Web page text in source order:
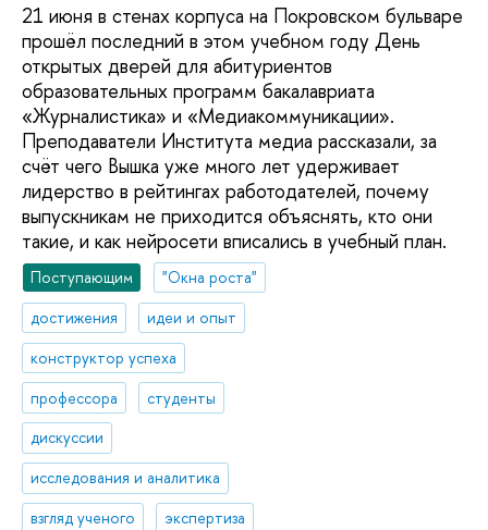
21 июня в стенах корпуса на Покровском бульваре
прошёл последний в этом учебном году День
открытых дверей для абитуриентов
образовательных программ бакалавриата
«Журналистика» и «Медиакоммуникации».
Преподаватели Института медиа рассказали, за
счёт чего Вышка уже много лет удерживает
лидерство в рейтингах работодателей, почему
выпускникам не приходится объяснять, кто они
такие, и как нейросети вписались в учебный план.
Поступающим
"Окна роста"
достижения
идеи и опыт
конструктор успеха
профессора
студенты
дискуссии
исследования и аналитика
взгляд ученого
экспертиза